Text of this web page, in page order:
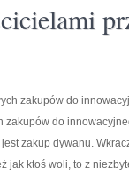
zakupów do
zakupów do
zakup dywanu.
jak ktoś woli, to z